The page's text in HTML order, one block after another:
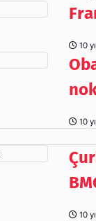
10
10
10